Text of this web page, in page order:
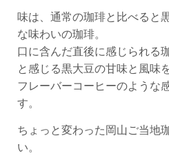
味は、通常の珈琲と比べると
な味わいの珈琲。
口に含んだ直後に感じられる
と感じる黒大豆の甘味と風味
フレーバーコーヒーのような
す。
ちょっと変わった岡山ご当地
い。